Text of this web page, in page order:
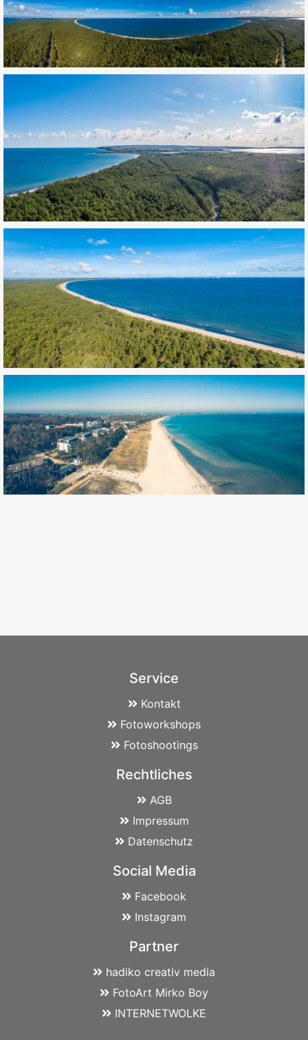
Service
Kontakt
Fotoworkshops
Fotoshootings
Rechtliches
AGB
Impressum
Datenschutz
Social Media
Facebook
Instagram
Partner
hadiko creativ media
FotoArt Mirko Boy
INTERNETWOLKE